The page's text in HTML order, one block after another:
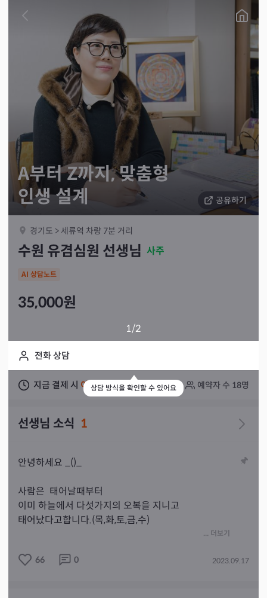
공유하기
A부터 Z까지, 맞춤형
인생 설계
경기도 > 세류역 차량 7분 거리
수원 유겸심원 선생님 사주
AI 상담노트
35,000원
1/2
전화 상담
상담 방식을 확인할 수 있어요
지금 결제 시 이틀 뒤상담 가능 예약자 수 18명
선생님 소식 1
안녕하세요 _()_
사람은  태어날때부터
이미 하늘에서 다섯가지의 오복을 지니고
태어났다고합니다.(목,화,토,금,수)
알려드리는 ~~^^ 상담입니다.
... 더보기
66 0 2023.09.17